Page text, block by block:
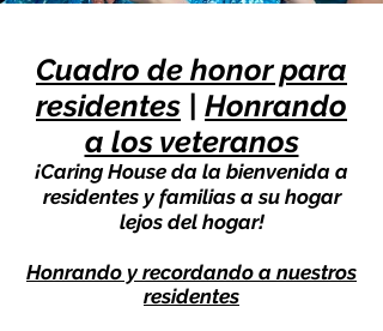
Cuadro de honor para
residentes | Honrando
a los veteranos
¡Caring House da la bienvenida a
residentes y familias a su hogar
lejos del hogar!
Honrando y recordando a nuestros
residentes